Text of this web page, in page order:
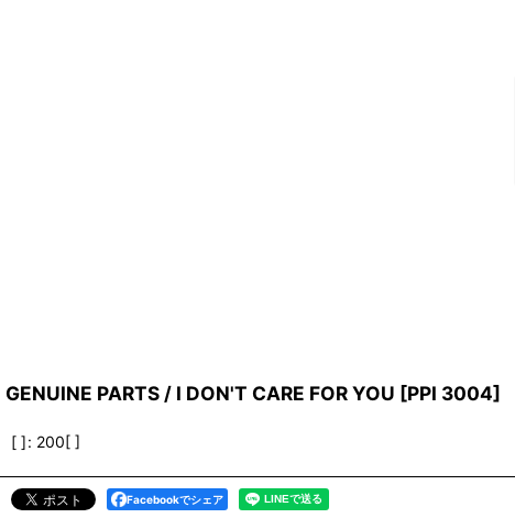
GENUINE PARTS / I DON'T CARE FOR YOU [PPI 3004]
[ ]: 200[ ]
Facebookでシェア